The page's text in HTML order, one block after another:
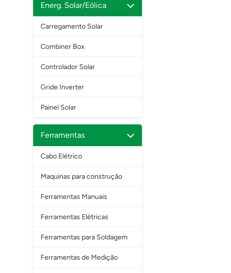
Energ. Solar/Eólica
Carregamento Solar
Combiner Box
Controlador Solar
Gride Inverter
Painel Solar
Ferramentas
Cabo Elétrico
Maquinas para construção
Ferramentas Manuais
Ferramentas Elétricas
Ferramentas para Soldagem
Ferramentas de Medição